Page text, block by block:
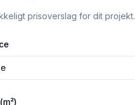
prisoverslag for dit projekt.